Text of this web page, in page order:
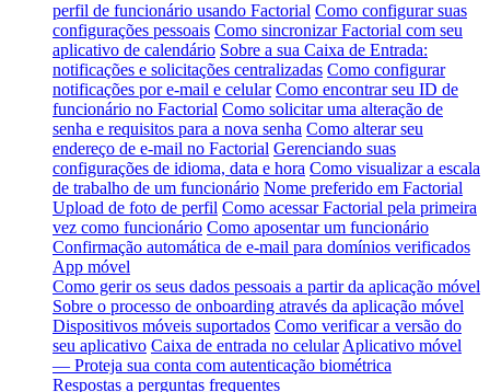
perfil de funcionário usando Factorial Como configurar suas
configurações pessoais Como sincronizar Factorial com seu
aplicativo de calendário Sobre a sua Caixa de Entrada:
notificações e solicitações centralizadas Como configurar
notificações por e-mail e celular Como encontrar seu ID de
funcionário no Factorial Como solicitar uma alteração de
senha e requisitos para a nova senha Como alterar seu
endereço de e-mail no Factorial Gerenciando suas
configurações de idioma, data e hora Como visualizar a escala
de trabalho de um funcionário Nome preferido em Factorial
Upload de foto de perfil Como acessar Factorial pela primeira
vez como funcionário Como aposentar um funcionário
Confirmação automática de e-mail para domínios verificados
App móvel
Como gerir os seus dados pessoais a partir da aplicação móvel
Sobre o processo de onboarding através da aplicação móvel
Dispositivos móveis suportados Como verificar a versão do
seu aplicativo Caixa de entrada no celular Aplicativo móvel
— Proteja sua conta com autenticação biométrica
Respostas a perguntas frequentes